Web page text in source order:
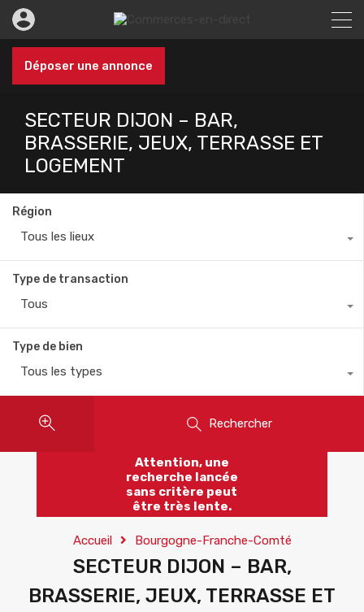
Déposer une annonce
SECTEUR DIJON – BAR,
BRASSERIE, JEUX, TERRASSE ET
LOGEMENT
Région
Tous les lieux
Type de transaction
Tous
Type de bien
Tous les types
Rechercher
Attention, une
recherche lancée
sans critère peut
être très lente.
Accueil Bourgogne-Franche-Comté
SECTEUR DIJON – BAR,
BRASSERIE, JEUX, TERRASSE ET